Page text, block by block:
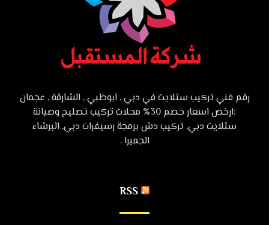
رقم فني تركيب ستلايت في دبي , ابوظبي , الشارقة , عجمان
:ارخص اسعار خصم 30% محلات تركيب تصليح وصيانة
ستلايت دبي, تركيب دش برمجة رسيفرات دبي, البرشاء
الجميرا .
RSS